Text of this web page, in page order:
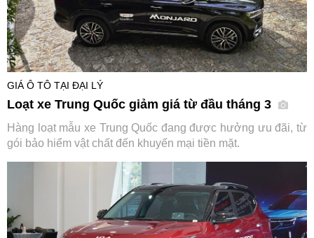
GIÁ Ô TÔ TẠI ĐẠI LÝ
Loạt xe Trung Quốc giảm giá từ đầu tháng 3
Hàng loạt mẫu xe Trung Quốc đang được hưởng ưu đãi, từ
gói bảo hiểm vật chất đến khuyến mại tiền mặt.